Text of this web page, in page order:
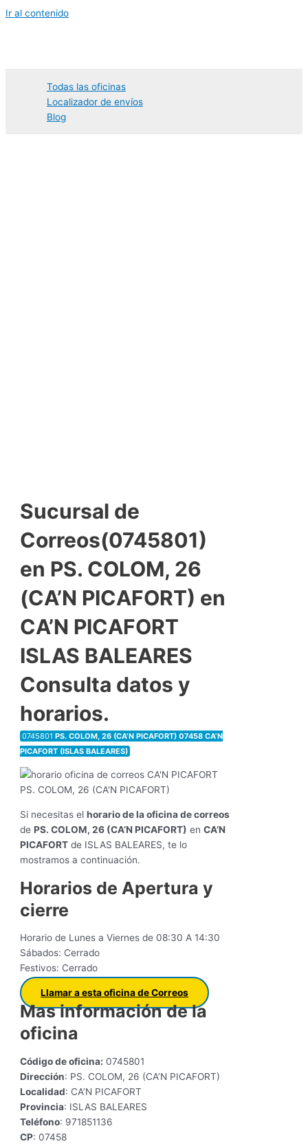
Ir al contenido
Todas las oficinas
Localizador de envíos
Blog
Sucursal de
Correos(0745801)
en PS. COLOM, 26
(CA’N PICAFORT) en
CA’N PICAFORT
ISLAS BALEARES
Consulta datos y
horarios.
0745801PS. COLOM, 26 (CA’N PICAFORT) 07458 CA’N
PICAFORT (ISLAS BALEARES)
Si necesitas elhorario de la oficina de correos
dePS. COLOM, 26 (CA’N PICAFORT) enCA’N
PICAFORT de ISLAS BALEARES, te lo
mostramos a continuación.
Horarios de Apertura y
cierre
Horario de Lunes a Viernes de 08:30 A 14:30
Sábados: Cerrado
Festivos: Cerrado
Llamar a esta oficina de Correos
Mas información de la
oficina
Código de oficina: 0745801
Dirección: PS. COLOM, 26 (CA’N PICAFORT)
Localidad: CA’N PICAFORT
Provincia: ISLAS BALEARES
Teléfono: 971851136
CP: 07458